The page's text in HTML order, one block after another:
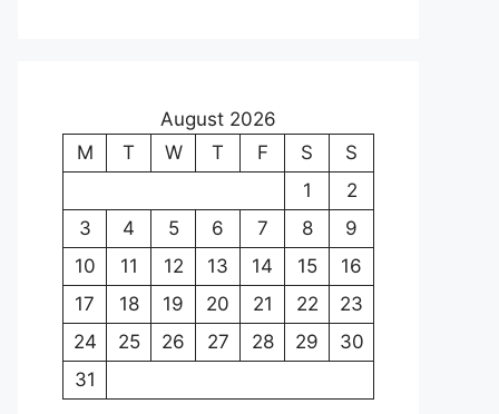
August 2026
M
T W T F S
S
1
2
3
4 5 6 7 8
9
10
11 12 13 14 15
16
17
18 19 20 21 22
23
24
25 26 27 28 29
30
31